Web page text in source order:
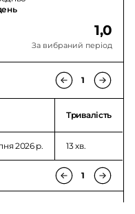
1,0
За вибраний період
1
Тривалість
2026 p. 13 хв.
1